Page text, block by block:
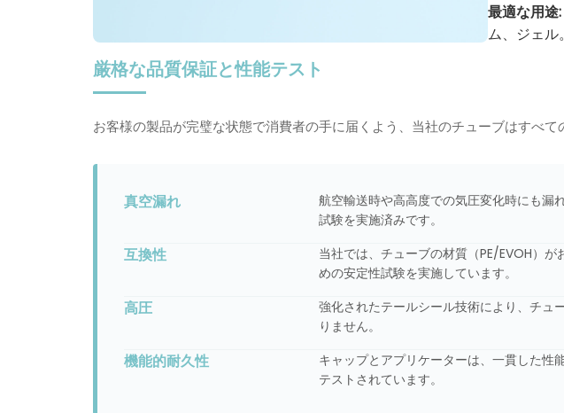
最適な用途:
ム、ジェル。
厳格な品質保証と性能テスト
お客様の製品が完璧な状態で消費者の手に届くよう、当社のチューブはすべて
真空漏れ
航空輸送時や高高度での気圧変化時にも
試験を実施済みです。
互換性
当社では、チューブの材質（PE/EVOH）
めの安定性試験を実施しています。
高圧
強化されたテールシール技術により、チュ
りません。
機能的耐久性
キャップとアプリケーターは、一貫した性
テストされています。